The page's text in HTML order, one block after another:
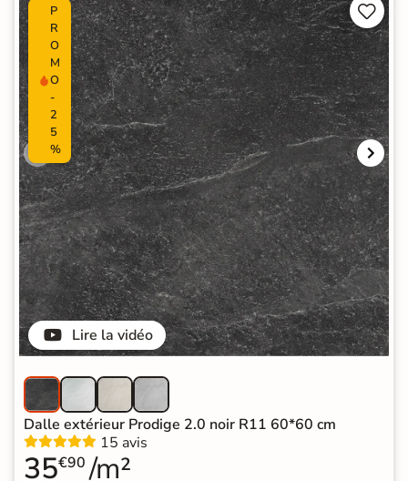
Lire la vidéo
P
R
O
M
O
-
2
5
%


Dalle extérieur Prodige 2.0 noir R11 60*60 cm
15 avis
35€90 /m²